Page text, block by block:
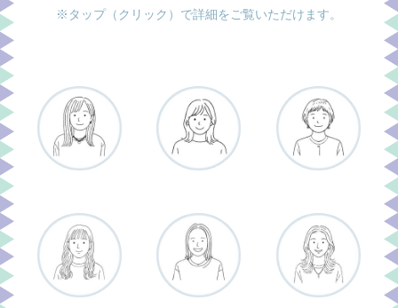
※タップ（クリック）で詳細をご覧いただけます。